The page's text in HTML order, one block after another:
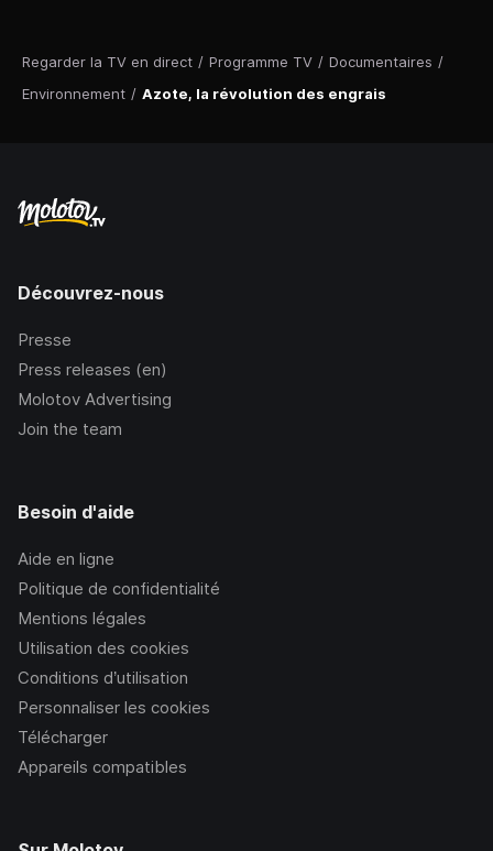
Regarder la TV en direct / Programme TV / Documentaires /
Environnement / Azote, la révolution des engrais
Découvrez-nous
Presse
Press releases (en)
Molotov Advertising
Join the team
Besoin d'aide
Aide en ligne
Politique de confidentialité
Mentions légales
Utilisation des cookies
Conditions d’utilisation
Personnaliser les cookies
Télécharger
Appareils compatibles